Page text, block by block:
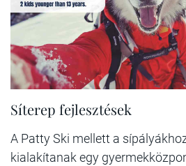
Síterep fejlesztések
A Patty Ski mellett a
kialakítanak egy